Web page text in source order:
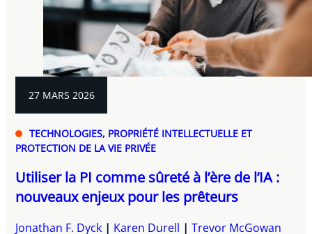
27 MARS 2026
TECHNOLOGIES, PROPRIÉTÉ INTELLECTUELLE ET
PROTECTION DE LA VIE PRIVÉE
Utiliser la PI comme sûreté à l’ère de l’IA :
nouveaux enjeux pour les prêteurs
Jonathan F. Dyck Karen Durell Trevor McGowan